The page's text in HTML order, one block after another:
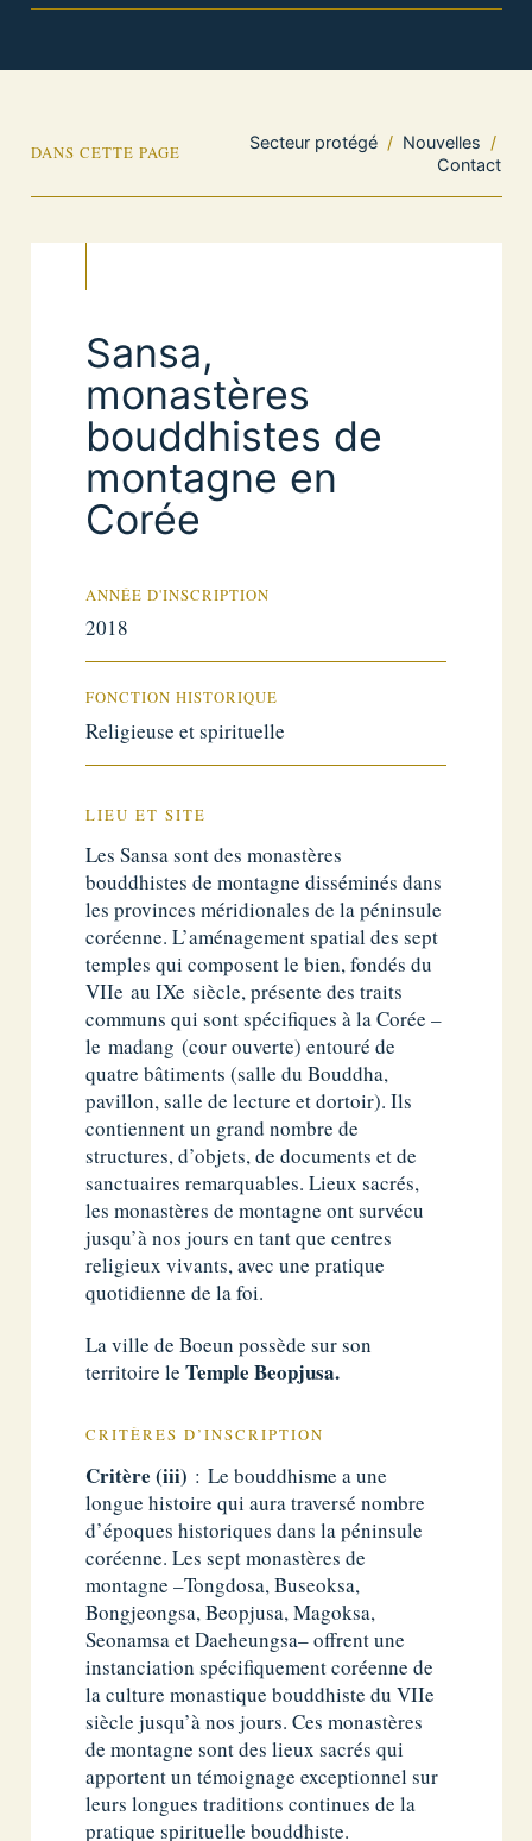
DANS CETTE PAGE
Secteur protégé / Nouvelles /
Contact
Sansa,
monastères
bouddhistes de
montagne en
Corée
ANNÉE D'INSCRIPTION
2018
FONCTION HISTORIQUE
Religieuse et spirituelle
LIEU ET SITE
Les Sansa sont des monastères
bouddhistes de montagne disséminés dans
les provinces méridionales de la péninsule
coréenne. L’aménagement spatial des sept
temples qui composent le bien, fondés du
VIIe au IXe siècle, présente des traits
communs qui sont spécifiques à la Corée –
le madang (cour ouverte) entouré de
quatre bâtiments (salle du Bouddha,
pavillon, salle de lecture et dortoir). Ils
contiennent un grand nombre de
structures, d’objets, de documents et de
sanctuaires remarquables. Lieux sacrés,
les monastères de montagne ont survécu
jusqu’à nos jours en tant que centres
religieux vivants, avec une pratique
quotidienne de la foi.
La ville de Boeun possède sur son
territoire leTemple Beopjusa.
CRITÈRES D’INSCRIPTION
Critère (iii) : Le bouddhisme a une
longue histoire qui aura traversé nombre
d’époques historiques dans la péninsule
coréenne. Les sept monastères de
montagne –Tongdosa, Buseoksa,
Bongjeongsa, Beopjusa, Magoksa,
Seonamsa et Daeheungsa– offrent une
instanciation spécifiquement coréenne de
la culture monastique bouddhiste du VIIe
siècle jusqu’à nos jours. Ces monastères
de montagne sont des lieux sacrés qui
apportent un témoignage exceptionnel sur
leurs longues traditions continues de la
pratique spirituelle bouddhiste.